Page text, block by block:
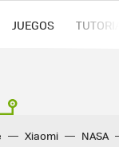
JUEGOS
Xiaomi NASA